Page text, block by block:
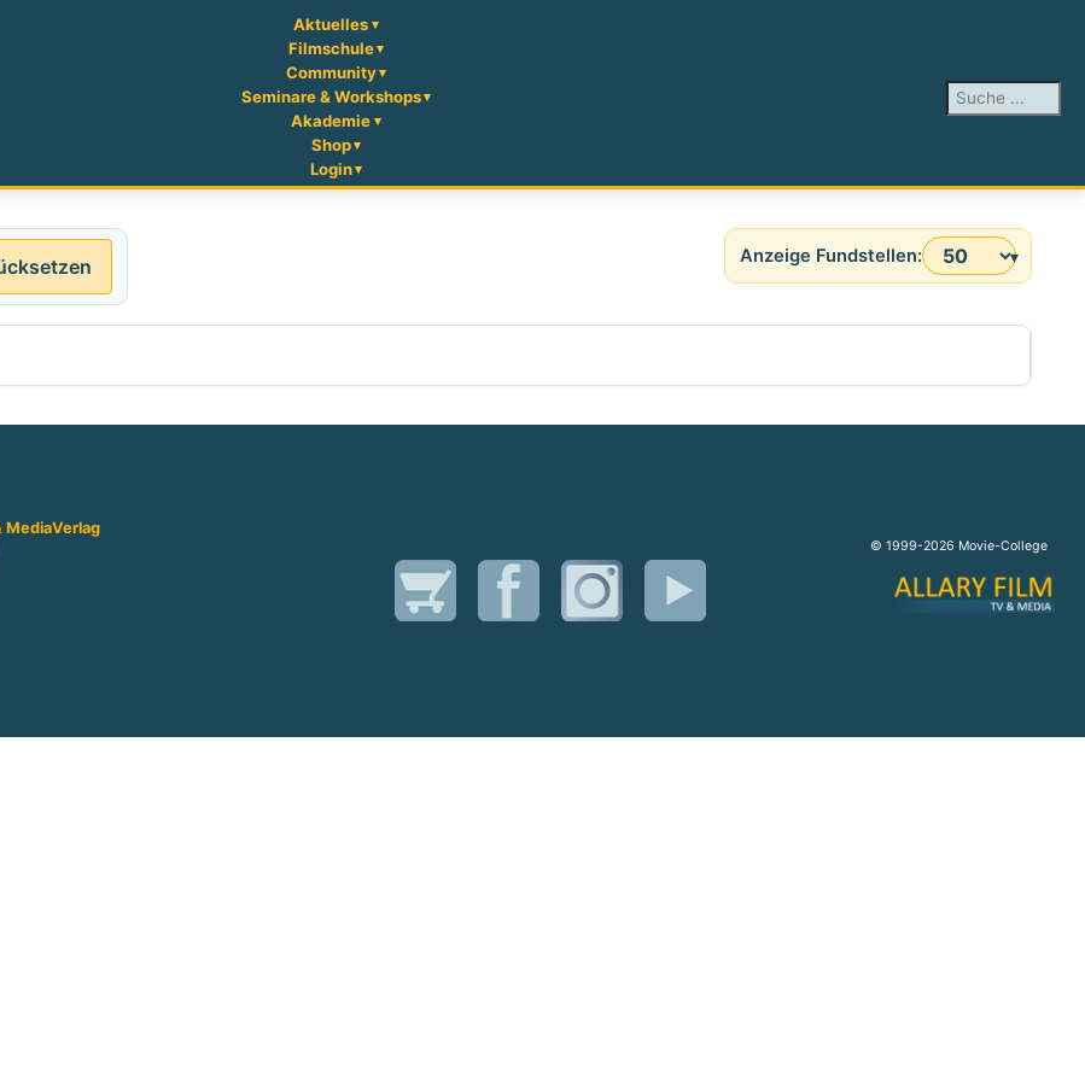
Aktuelles
Filmschule
Community
Seminare & Workshops
Akademie
Shop
Login
Suchen ...
Anzeige #
MediaVerlag
© 1999-2026 Movie-College